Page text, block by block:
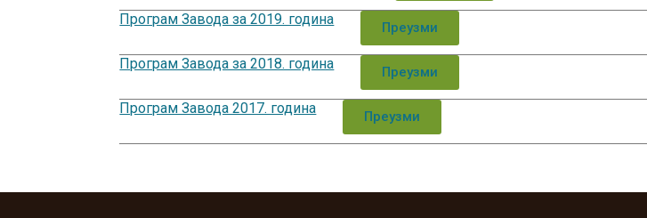
Програм Завода за 2019. година Преузми
Програм Завода за 2018. година Преузми
Програм Завода 2017. година Преузми